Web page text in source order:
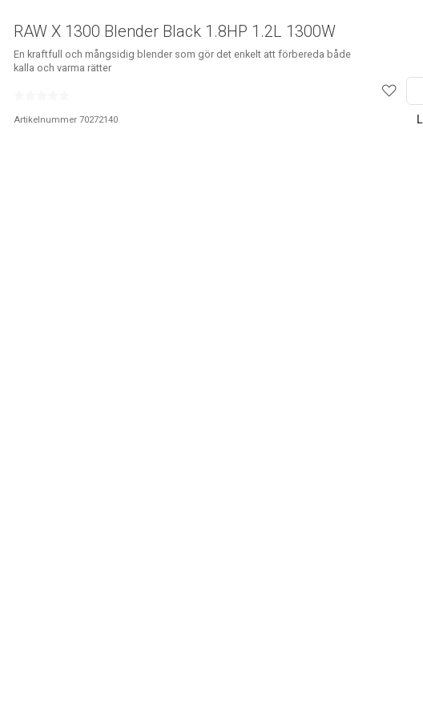
RAW X 1300 Blender Black 1.8HP 1.2L 1300W
En kraftfull och mångsidig blender som gör det enkelt att förbereda både
kalla och varma rätter
Artikelnummer 70272140